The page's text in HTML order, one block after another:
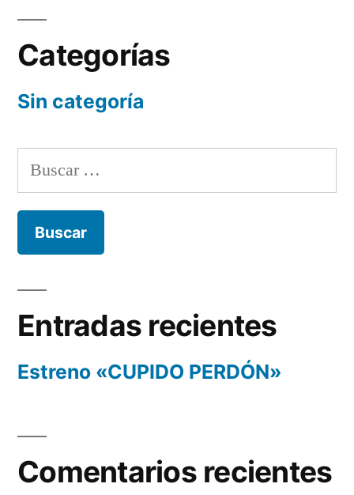
Categorías
Sin categoría
Buscar:
Entradas recientes
Estreno «CUPIDO PERDÓN»
Comentarios recientes